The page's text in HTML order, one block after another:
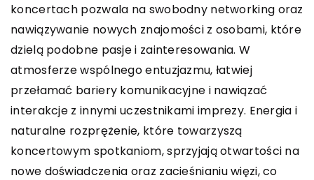
koncertach pozwala na swobodny networking oraz
nawiązywanie nowych znajomości z osobami, które
dzielą podobne pasje i zainteresowania. W
atmosferze wspólnego entuzjazmu, łatwiej
przełamać bariery komunikacyjne i nawiązać
interakcje z innymi uczestnikami imprezy. Energia i
naturalne rozprężenie, które towarzyszą
koncertowym spotkaniom, sprzyjają otwartości na
nowe doświadczenia oraz zacieśnianiu więzi, co